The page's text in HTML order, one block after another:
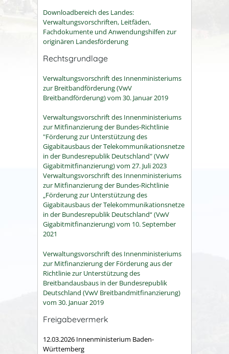
Downloadbereich des Landes:
Verwaltungsvorschriften, Leitfäden,
Fachdokumente und Anwendungshilfen zur
originären Landesförderung
Rechtsgrundlage
Verwaltungsvorschrift des Innenministeriums
zur Breitbandförderung (VwV
Breitbandförderung) vom 30. Januar 2019
Verwaltungsvorschrift des Innenministeriums
zur Mitfinanzierung der Bundes-Richtlinie
"Förderung zur Unterstützung des
Gigabitausbaus der Telekommunikationsnetze
in der Bundesrepublik Deutschland" (VwV
Gigabitmitfinanzierung) vom 27. Juli 2023
Verwaltungsvorschrift des Innenministeriums
zur Mitfinanzierung der Bundes-Richtlinie
„Förderung zur Unterstützung des
Gigabitausbaus der Telekommunikationsnetze
in der Bundesrepublik Deutschland“ (VwV
Gigabitmitfinanzierung) vom 10. September
2021
Verwaltungsvorschrift des Innenministeriums
zur Mitfinanzierung der Förderung aus der
Richtlinie zur Unterstützung des
Breitbandausbaus in der Bundesrepublik
Deutschland (VwV Breitbandmitfinanzierung)
vom 30. Januar 2019
Freigabevermerk
12.03.2026 Innenministerium Baden-
Württemberg